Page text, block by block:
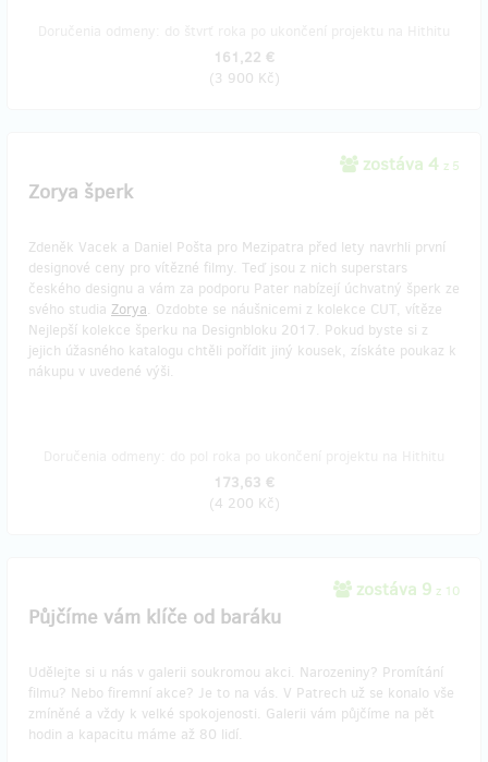
161,22 €
(3 900 Kč)
zostáva 4 z 5
Zorya šperk
Zdeněk Vacek a Daniel Pošta pro Mezipatra před lety navrhli první
designové ceny pro vítězné filmy. Teď jsou z nich superstars
českého designu a vám za podporu Pater nabízejí úchvatný šperk ze
svého studia Zorya. Ozdobte se náušnicemi z kolekce CUT, vítěze
Nejlepší kolekce šperku na Designbloku 2017. Pokud byste si z
jejich úžasného katalogu chtěli pořídit jiný kousek, získáte poukaz k
nákupu v uvedené výši.
173,63 €
(4 200 Kč)
zostáva 9 z 10
Půjčíme vám klíče od baráku
Udělejte si u nás v galerii soukromou akci. Narozeniny? Promítání
filmu? Nebo firemní akce? Je to na vás. V Patrech už se konalo vše
zmíněné a vždy k velké spokojenosti. Galerii vám půjčíme na pět
hodin a kapacitu máme až 80 lidí.